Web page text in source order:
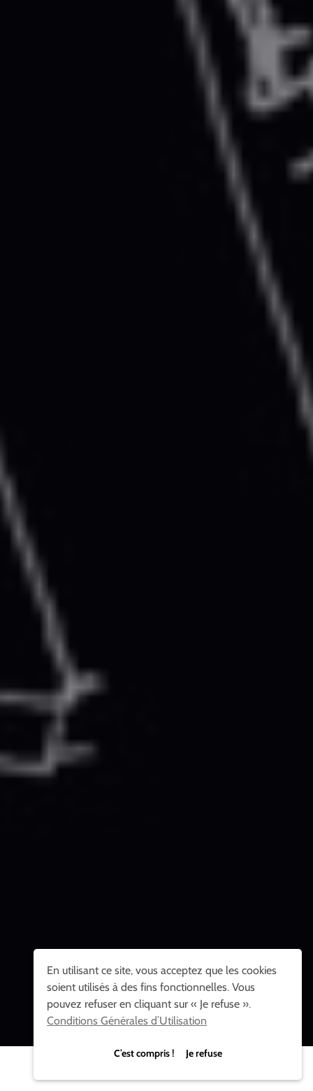
En utilisant ce site, vous acceptez que les cookies
soient utilisés à des fins fonctionnelles. Vous
pouvez refuser en cliquant sur « Je refuse ».
Conditions Générales d’Utilisation
C’est compris ! Je refuse